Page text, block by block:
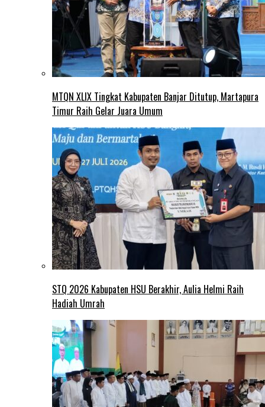
MTQN XLIX Tingkat Kabupaten Banjar Ditutup, Martapura
Timur Raih Gelar Juara Umum
STQ 2026 Kabupaten HSU Berakhir, Aulia Helmi Raih
Hadiah Umrah